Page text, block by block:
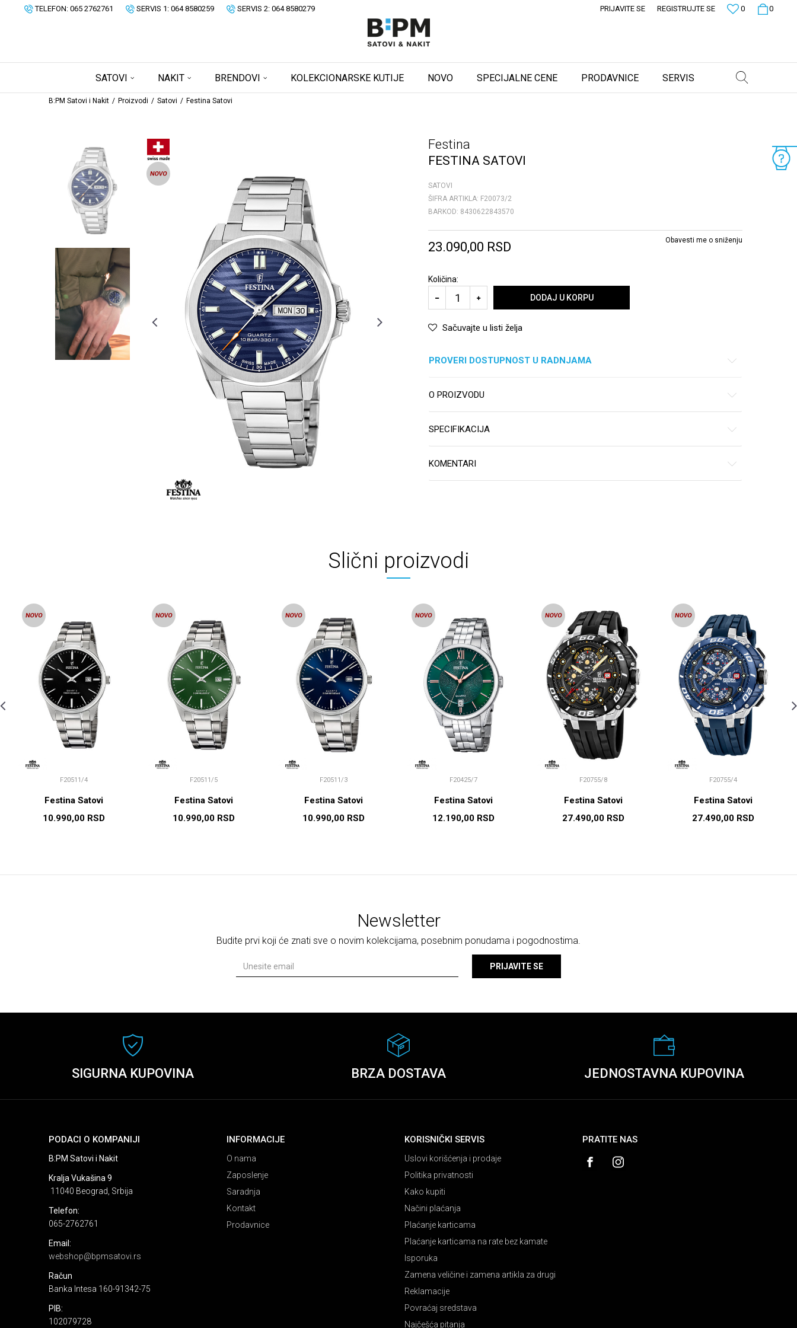
TELEFON: 065 2762761 SERVIS 1: 064 8580259 SERVIS 2: 064 8580279 0
0
PRIJAVITE SE REGISTRUJTE SE
SATOVI NAKIT BRENDOVI KOLEKCIONARSKE KUTIJE NOVO SPECIJALNE CENE PRODAVNICE SERVIS
B:PM Satovi i Nakit Proizvodi Satovi Festina Satovi
Festina
FESTINA SATOVI
SATOVI
ŠIFRA ARTIKLA: F20073/2
BARKOD: 8430622843570
23.090,00 RSD Obavesti me o sniženju
Količina:
DODAJ U KORPU
Sačuvajte u listi želja
PROVERI DOSTUPNOST U RADNJAMA
O PROIZVODU
SPECIFIKACIJA
KOMENTARI
Slični proizvodi
F20511/4
Festina Satovi
10.990,00 RSD
F20511/5
Festina Satovi
10.990,00 RSD
F20511/3
Festina Satovi
10.990,00 RSD
F20425/7
Festina Satovi
12.190,00 RSD
F20755/8
Festina Satovi
27.490,00 RSD
F20755/4
Festina Satovi
27.490,00 RSD
Newsletter
Budite prvi koji će znati sve o novim kolekcijama, posebnim ponudama i pogodnostima.
PRIJAVITE SE
SIGURNA KUPOVINA BRZA DOSTAVA JEDNOSTAVNA KUPOVINA
PODACI O KOMPANIJI
B:PM Satovi i Nakit
Kralja Vukašina 9
11040 Beograd, Srbija
Telefon:
065-2762761
Email:
webshop@bpmsatovi.rs
Račun
Banka Intesa 160-91342-75
PIB:
102079728
INFORMACIJE
O nama
Zaposlenje
Saradnja
Kontakt
Prodavnice
KORISNIČKI SERVIS
Uslovi korišćenja i prodaje
Politika privatnosti
Kako kupiti
Načini plaćanja
Plaćanje karticama
Plaćanje karticama na rate bez kamate
Isporuka
Zamena veličine i zamena artikla za drugi
Reklamacije
Povraćaj sredstava
Najčešća pitanja
PRATITE NAS